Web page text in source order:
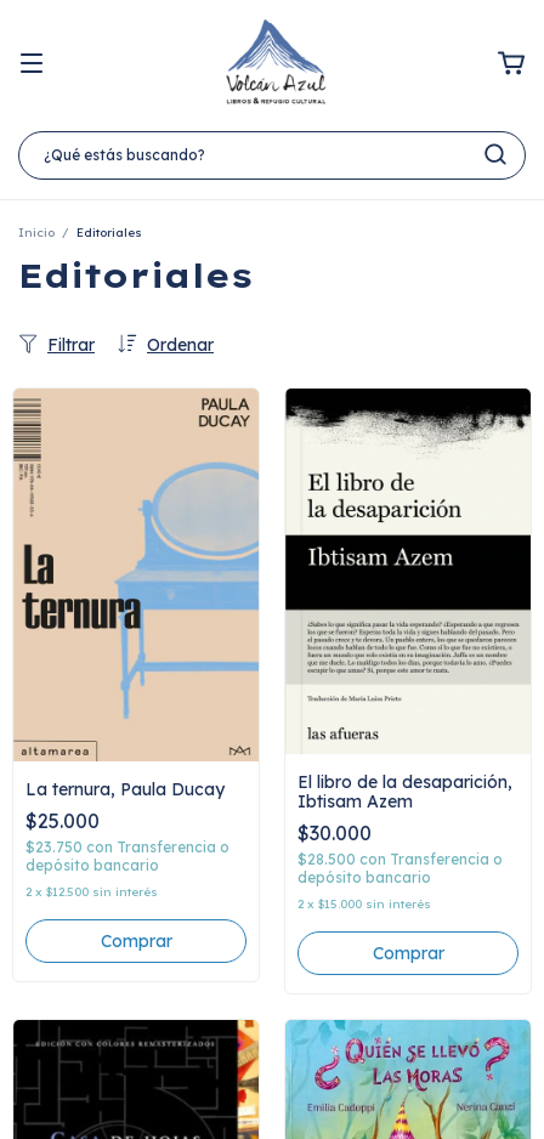
Inicio / Editoriales
Editoriales
Ordenar
Filtrar
La ternura, Paula Ducay
$25.000
$23.750 con Transferencia o
depósito bancario
2 x $12.500 sin interés
El libro de la desaparición,
Ibtisam Azem
$30.000
$28.500 con Transferencia o
depósito bancario
2 x $15.000 sin interés